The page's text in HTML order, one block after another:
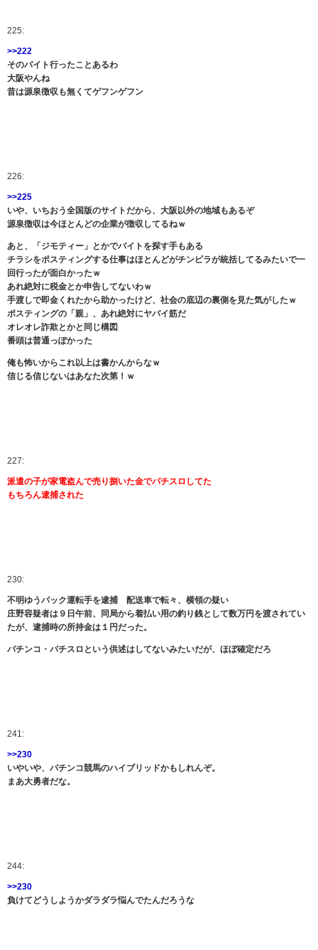
225:
>>222
そのバイト行ったことあるわ
大阪やんね
昔は源泉徴収も無くてゲフンゲフン
226:
>>225
いや、いちおう全国版のサイトだから、大阪以外の地域もあるぞ
源泉徴収は今ほとんどの企業が徴収してるねｗ
あと、「ジモティー」とかでバイトを探す手もある
チラシをポスティングする仕事はほとんどがチンピラが統括してるみたいで一
回行ったが面白かったｗ
あれ絶対に税金とか申告してないわｗ
手渡しで即金くれたから助かったけど、社会の底辺の裏側を見た気がしたｗ
ポスティングの「親」、あれ絶対にヤバイ筋だ
オレオレ詐欺とかと同じ構図
番頭は普通っぽかった
俺も怖いからこれ以上は書かんからなｗ
信じる信じないはあなた次第！ｗ
227:
派遣の子が家電盗んで売り捌いた金でパチスロしてた
もちろん逮捕された
230:
不明ゆうパック運転手を逮捕 配送車で転々、横領の疑い
庄野容疑者は９日午前、同局から着払い用の釣り銭として数万円を渡されてい
たが、逮捕時の所持金は１円だった。
パチンコ・パチスロという供述はしてないみたいだが、ほぼ確定だろ
241:
>>230
いやいや、パチンコ競馬のハイブリッドかもしれんぞ。
まあ大勇者だな。
244:
>>230
負けてどうしようかダラダラ悩んでたんだろうな